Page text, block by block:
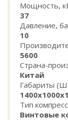
Мощность,
37
Давление,
10
5600
Страна-
Китай
Габариты
Тип
Винтовые